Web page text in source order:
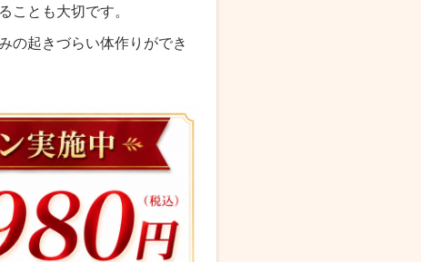
ことも大切です。
の起きづらい体作りができ